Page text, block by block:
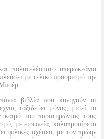
πολυτελέστατο υπερωκεάνιο
με τελικό προορισμό την
βιβλία που κυνηγούν οι
ταξιδεύει μόνος, μισεί τα
καιρό του παρατηρώντας τους
με ειρωνεία, καλοπροαίρετα
φιλικές σχέσεις με τον πρώην